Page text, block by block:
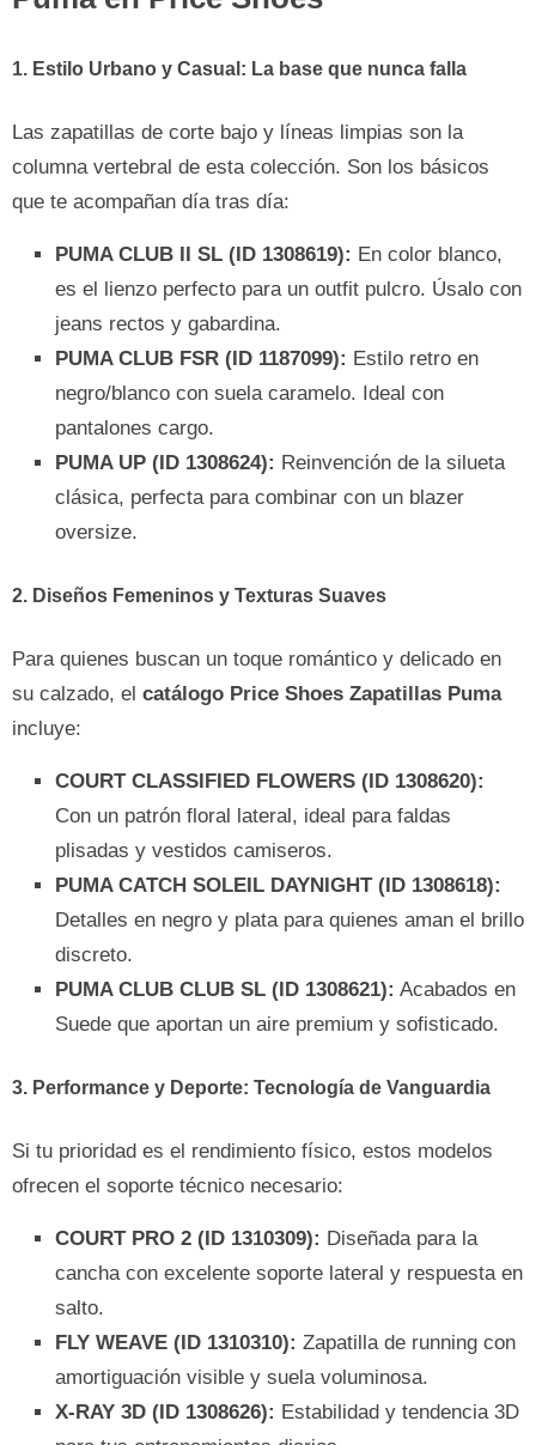
1. Estilo Urbano y Casual: La base que nunca falla
Las zapatillas de corte bajo y líneas limpias son la
columna vertebral de esta colección. Son los básicos
que te acompañan día tras día:
PUMA CLUB II SL (ID 1308619): En color blanco,
es el lienzo perfecto para un outfit pulcro. Úsalo con
jeans rectos y gabardina.
PUMA CLUB FSR (ID 1187099): Estilo retro en
negro/blanco con suela caramelo. Ideal con
pantalones cargo.
PUMA UP (ID 1308624): Reinvención de la silueta
clásica, perfecta para combinar con un blazer
oversize.
2. Diseños Femeninos y Texturas Suaves
Para quienes buscan un toque romántico y delicado en
su calzado, el catálogo Price Shoes Zapatillas Puma
incluye:
COURT CLASSIFIED FLOWERS (ID 1308620):
Con un patrón floral lateral, ideal para faldas
plisadas y vestidos camiseros.
PUMA CATCH SOLEIL DAYNIGHT (ID 1308618):
Detalles en negro y plata para quienes aman el brillo
discreto.
PUMA CLUB CLUB SL (ID 1308621): Acabados en
Suede que aportan un aire premium y sofisticado.
3. Performance y Deporte: Tecnología de Vanguardia
Si tu prioridad es el rendimiento físico, estos modelos
ofrecen el soporte técnico necesario:
COURT PRO 2 (ID 1310309): Diseñada para la
cancha con excelente soporte lateral y respuesta en
salto.
FLY WEAVE (ID 1310310): Zapatilla de running con
amortiguación visible y suela voluminosa.
X-RAY 3D (ID 1308626): Estabilidad y tendencia 3D